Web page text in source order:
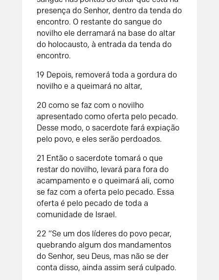
presença do Senhor, dentro da tenda do
encontro. O restante do sangue do
novilho ele derramará na base do altar
do holocausto, à entrada da tenda do
encontro.
19 Depois, removerá toda a gordura do
novilho e a queimará no altar,
20 como se faz com o novilho
apresentado como oferta pelo pecado.
Desse modo, o sacerdote fará expiação
pelo povo, e eles serão perdoados.
21 Então o sacerdote tomará o que
restar do novilho, levará para fora do
acampamento e o queimará ali, como
se faz com a oferta pelo pecado. Essa
oferta é pelo pecado de toda a
comunidade de Israel.
22 “Se um dos líderes do povo pecar,
quebrando algum dos mandamentos
do Senhor, seu Deus, mas não se der
conta disso, ainda assim será culpado.